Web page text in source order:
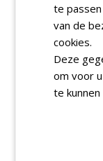
te
van de
cookies.
Deze
om voor
te